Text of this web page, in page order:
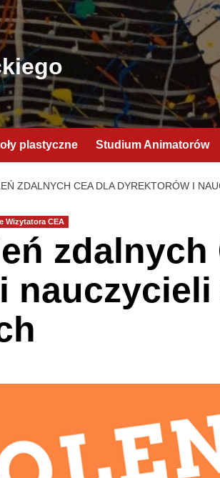
plastyczne Studium Animatorów
ZDALNYCH CEA DLA DYREKTORÓW I
Wizytatora CEA
zdalnych
nauczycieli